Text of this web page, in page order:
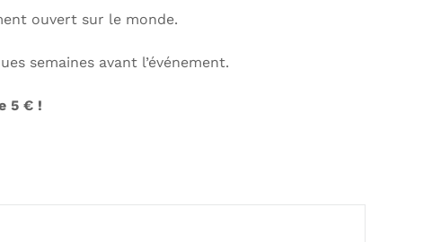
ouvert sur le monde.
semaines avant l’événement.
5 € !